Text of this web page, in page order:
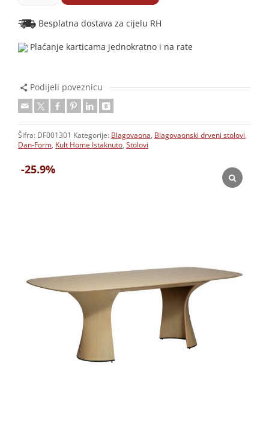
-25.9%
Besplatna dostava za cijelu RH
Plaćanje karticama jednokratno i na rate
Podijeli poveznicu
Šifra: DF001301 Kategorije: Blagovaona, Blagovaonski drveni stolovi,
Dan-Form, Kult Home Istaknuto, Stolovi